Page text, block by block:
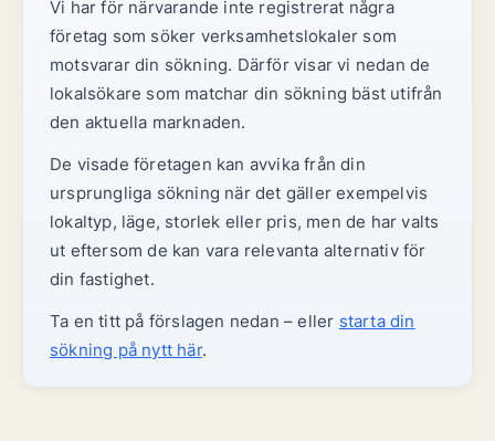
Vi har för närvarande inte registrerat några
företag som söker verksamhetslokaler som
motsvarar din sökning. Därför visar vi nedan de
lokalsökare som matchar din sökning bäst utifrån
den aktuella marknaden.
De visade företagen kan avvika från din
ursprungliga sökning när det gäller exempelvis
lokaltyp, läge, storlek eller pris, men de har valts
ut eftersom de kan vara relevanta alternativ för
din fastighet.
Ta en titt på förslagen nedan – eller starta din
sökning på nytt här.